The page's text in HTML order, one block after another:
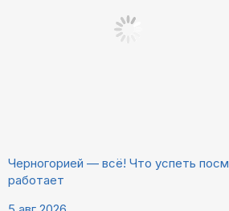
Черногорией — всё! Что успеть
работает